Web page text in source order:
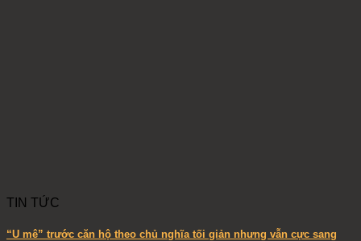
TIN TỨC
“U mê” trước căn hộ theo chủ nghĩa tối giản nhưng vẫn cực sang